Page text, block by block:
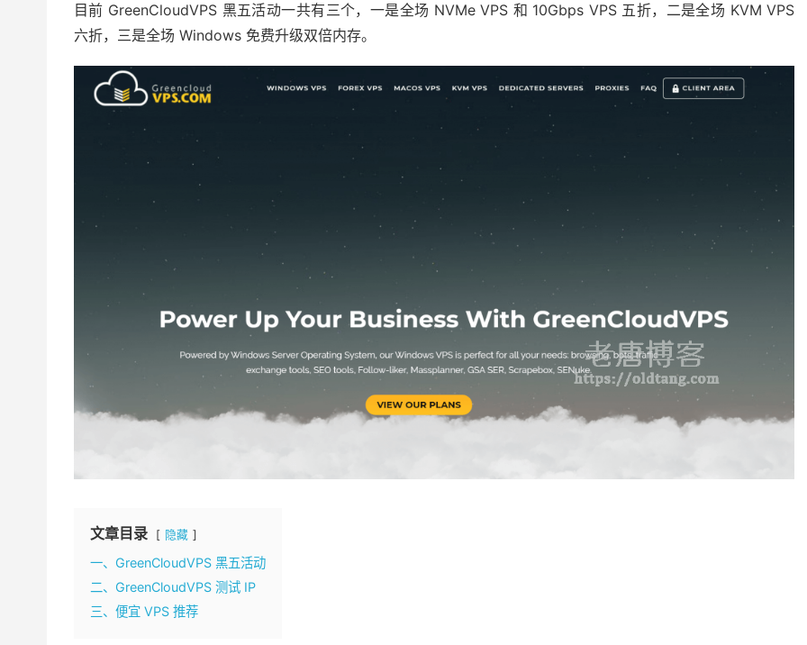
目前 GreenCloudVPS 黑五活动一共有三个，一是全场 NVMe VPS 和 10Gbps VPS 五折，二是全场 KVM VPS
六折，三是全场 Windows 免费升级双倍内存。
文章目录 隐藏
一、GreenCloudVPS 黑五活动
二、GreenCloudVPS 测试 IP
三、便宜 VPS 推荐